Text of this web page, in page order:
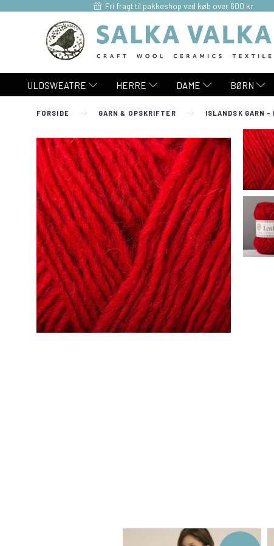
Fri fragt til pakkeshop ved køb over 600 kr
ULDSWEATRE HERRE DAME BØRN
FORSIDE GARN & OPSKRIFTER ISLANDSK GARN -